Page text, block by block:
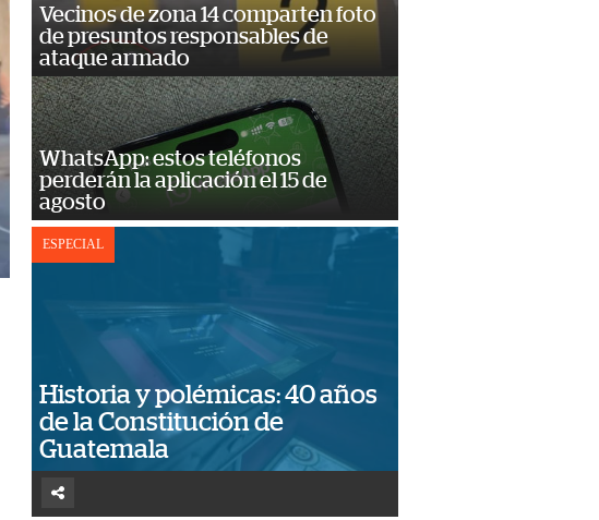
Vecinos de zona 14 comparten foto
de presuntos responsables de
ataque armado
WhatsApp: estos teléfonos
perderán la aplicación el 15 de
agosto
ESPECIAL
Historia y polémicas: 40 años
de la Constitución de
Guatemala